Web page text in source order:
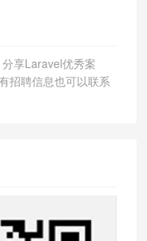
享Laravel优秀案
招聘信息也可以联系